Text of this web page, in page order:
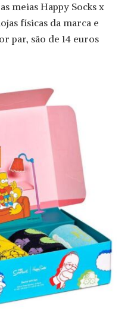
meias Happy Socks x
físicas da marca e
par, são de 14 euros